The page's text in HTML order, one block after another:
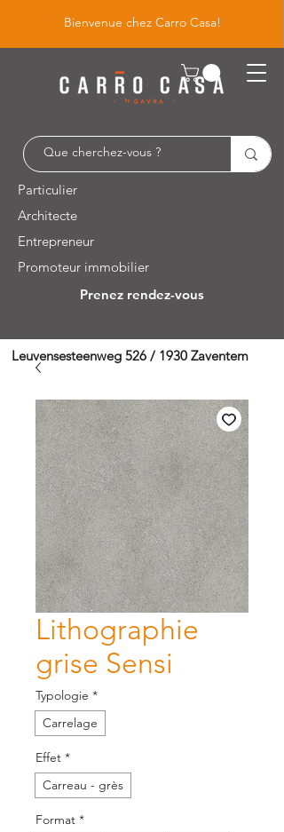
Bienvenue chez Carro Casa!
Particulier
Architecte
Entrepreneur
Promoteur immobilier
Prenez rendez-vous
Leuvensesteenweg 526 / 1930 Zaventem
Lithographie
grise Sensi
Typologie *
Carrelage
Effet *
Carreau - grès
Format *